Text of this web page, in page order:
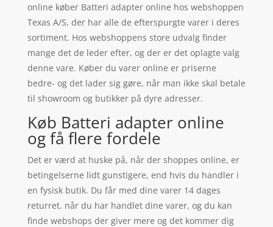
online køber Batteri adapter online hos webshoppen
Texas A/S, der har alle de efterspurgte varer i deres
sortiment. Hos webshoppens store udvalg finder
mange det de leder efter, og der er det oplagte valg
denne vare. Køber du varer online er priserne
bedre- og det lader sig gøre, når man ikke skal betale
til showroom og butikker på dyre adresser.
Køb Batteri adapter online
og få flere fordele
Det er værd at huske på, når der shoppes online, er
betingelserne lidt gunstigere, end hvis du handler i
en fysisk butik. Du får med dine varer 14 dages
returret. når du har handlet dine varer, og du kan
finde webshops der giver mere og det kommer dig